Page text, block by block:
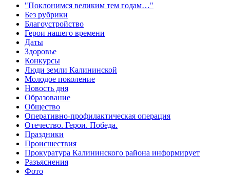
"Поклонимся великим тем годам…"
Без рубрики
Благоустройство
Герои нашего времени
Даты
Здоровье
Конкурсы
Люди земли Калининской
Молодое поколение
Новость дня
Образование
Общество
Оперативно-профилактическая операция
Отечество. Герои. Победа.
Праздники
Происшествия
Прокуратура Калининского района информирует
Разъяснения
Фото